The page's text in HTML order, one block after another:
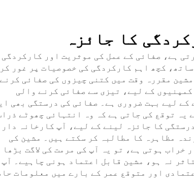
کا جائزہ
ہے، صفائی کے عمل کی موثریت اور
کچھ اہم کارکردگی کی خصوصیات پر غور
مقررہ وقت میں کتنی چیزوں کی صفائی
کے لیے، تیزی سے صفائی کرنے والی
کے لیے بہت ضروری ہے۔ صفائی کی درستگی بھی
یہ توقع کی جاتی ہے کہ وہ انتہائی چھوٹے
کا جائزہ لینے کے لیے، آپ کارخانہ
مظاہرہ کا مطالبہ کر سکتے ہیں۔ مشین کی
ہوتی ہے، تو یہ آپ کی مرمت کی لاگت بڑھا
نہ ہو، مشین قابل اعتماد ہونی چاہیے۔ آپ
اور متوقع عمر کے بارے میں معلومات